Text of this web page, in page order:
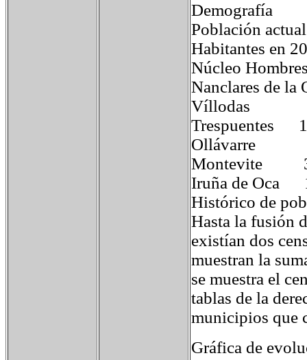
Demografía
Población actual
Habitantes en
Núcleo
Nanclares
Víllodas
Iruña de
Histórico de
Hasta la fusión
existían dos
muestran la
se muestra el
tablas de la
municipios que
Gráfica de